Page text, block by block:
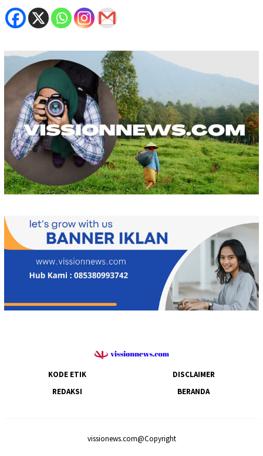
KODE ETIK
DISCLAIMER
REDAKSI
BERANDA
vissionews.com@Copyright